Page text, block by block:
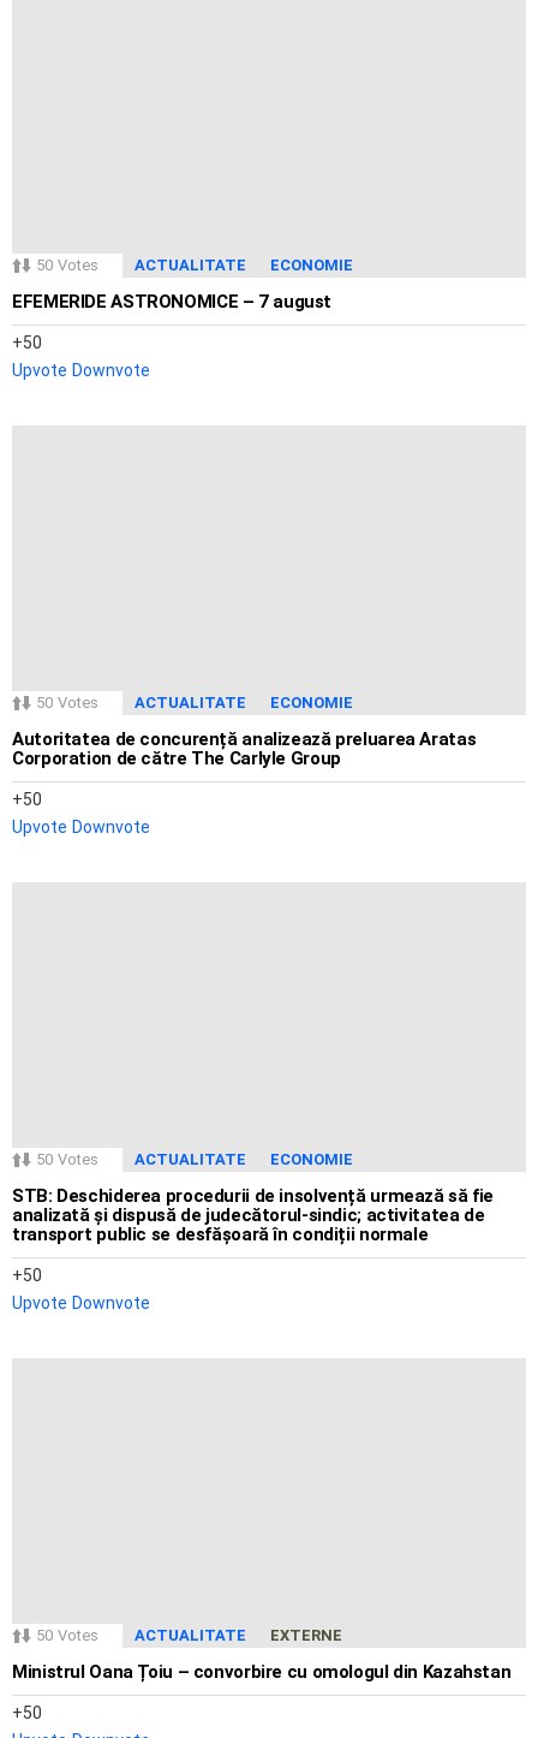
50 Votes ACTUALITATE ECONOMIE
EFEMERIDE ASTRONOMICE – 7 august
50
Upvote Downvote
50 Votes ACTUALITATE ECONOMIE
Autoritatea de concurență analizează preluarea Aratas
Corporation de către The Carlyle Group
50
Upvote Downvote
50 Votes ACTUALITATE ECONOMIE
STB: Deschiderea procedurii de insolvență urmează să fie
analizată și dispusă de judecătorul-sindic; activitatea de
transport public se desfășoară în condiții normale
50
Upvote Downvote
50 Votes ACTUALITATE EXTERNE
Ministrul Oana Țoiu – convorbire cu omologul din Kazahstan
50